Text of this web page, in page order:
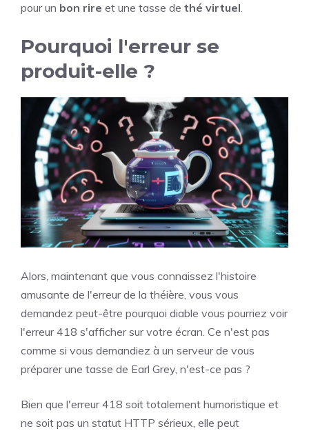
pour un bon rire et une tasse de thé virtuel.
Pourquoi l'erreur se
produit-elle ?
Alors, maintenant que vous connaissez l'histoire
amusante de l'erreur de la théière, vous vous
demandez peut-être pourquoi diable vous pourriez voir
l'erreur 418 s'afficher sur votre écran. Ce n'est pas
comme si vous demandiez à un serveur de vous
préparer une tasse de Earl Grey, n'est-ce pas ?
Bien que l'erreur 418 soit totalement humoristique et
ne soit pas un statut HTTP sérieux, elle peut